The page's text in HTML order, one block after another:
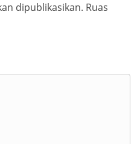
dipublikasikan. Ruas